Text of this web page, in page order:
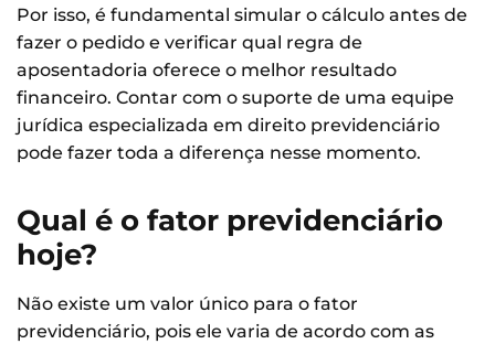
Por isso, é fundamental simular o cálculo antes de
fazer o pedido e verificar qual regra de
aposentadoria oferece o melhor resultado
financeiro. Contar com o suporte de uma equipe
jurídica especializada em direito previdenciário
pode fazer toda a diferença nesse momento.
Qual é o fator previdenciário
hoje?
Não existe um valor único para o fator
previdenciário, pois ele varia de acordo com as